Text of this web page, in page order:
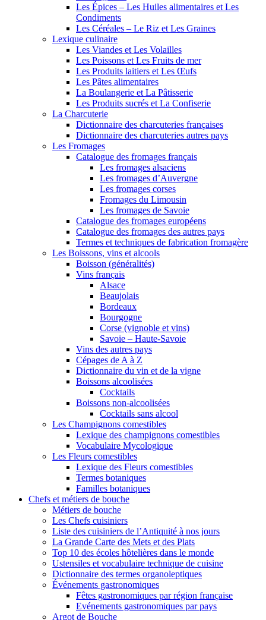
Les Épices – Les Huiles alimentaires et Les
Condiments
Les Céréales – Le Riz et Les Graines
Lexique culinaire
Les Viandes et Les Volailles
Les Poissons et Les Fruits de mer
Les Produits laitiers et Les Œufs
Les Pâtes alimentaires
La Boulangerie et La Pâtisserie
Les Produits sucrés et La Confiserie
La Charcuterie
Dictionnaire des charcuteries françaises
Dictionnaire des charcuteries autres pays
Les Fromages
Catalogue des fromages français
Les fromages alsaciens
Les fromages d’Auvergne
Les fromages corses
Fromages du Limousin
Les fromages de Savoie
Catalogue des fromages européens
Catalogue des fromages des autres pays
Termes et techniques de fabrication fromagère
Les Boissons, vins et alcools
Boisson (généralités)
Vins français
Alsace
Beaujolais
Bordeaux
Bourgogne
Corse (vignoble et vins)
Savoie – Haute-Savoie
Vins des autres pays
Cépages de A à Z
Dictionnaire du vin et de la vigne
Boissons alcoolisées
Cocktails
Boissons non-alcoolisées
Cocktails sans alcool
Les Champignons comestibles
Lexique des champignons comestibles
Vocabulaire Mycologique
Les Fleurs comestibles
Lexique des Fleurs comestibles
Termes botaniques
Familles botaniques
Chefs et métiers de bouche
Métiers de bouche
Les Chefs cuisiniers
Liste des cuisiniers de l’Antiquité à nos jours
La Grande Carte des Mets et des Plats
Top 10 des écoles hôtelières dans le monde
Ustensiles et vocabulaire technique de cuisine
Dictionnaire des termes organoleptiques
Événements gastronomiques
Fêtes gastronomiques par région française
Evénements gastronomiques par pays
Argot de Bouche